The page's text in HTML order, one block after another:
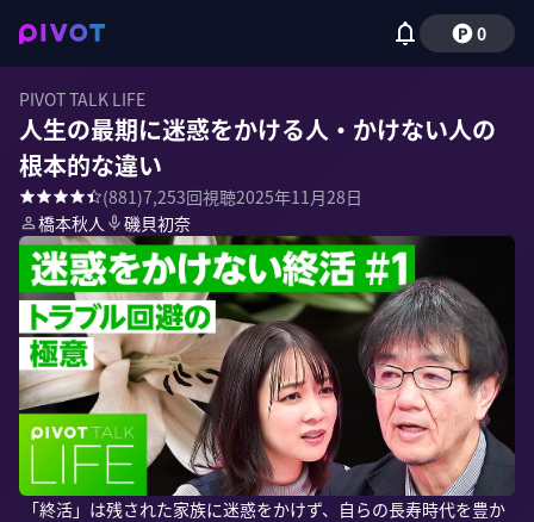
0
PIVOT TALK LIFE
人生の最期に迷惑をかける人・かけない人の
根本的な違い
(881)7,253回視聴2025年11月28日
橋本秋人
磯貝初奈